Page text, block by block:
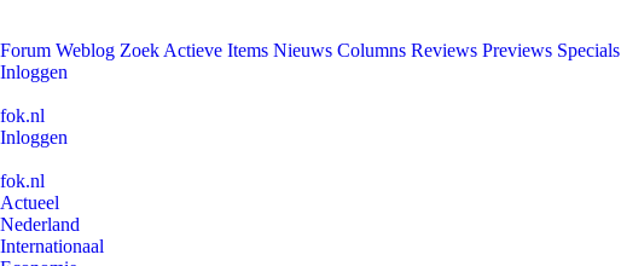
Forum Weblog Zoek Actieve Items Nieuws Columns Reviews Previews Specials
Inloggen
fok.nl
Inloggen
fok.nl
Actueel
Nederland
Internationaal